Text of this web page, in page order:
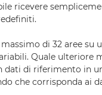
ricevere
di 32 aree su
Quale ulteriore
dati di riferimento in
che corrisponda ai